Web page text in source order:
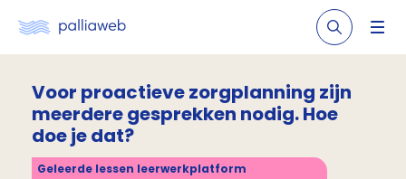
Voor proactieve zorgplanning zijn
meerdere gesprekken nodig. Hoe
doe je dat?
Geleerde lessen leerwerkplatform